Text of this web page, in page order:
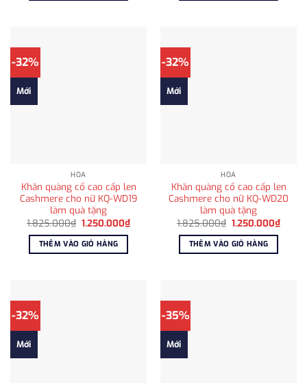
1.250.000₫.
-32%
Mới
HỎA
Khăn quàng cổ cao cấp len
Cashmere cho nữ KQ-WD19
làm quà tặng
1.825.000₫ Giá
là:
1.825.000₫.
1.250.000₫Giá
hiện
1.250.000₫.
THÊM VÀO GIỎ HÀNG
-32%
Mới
HỎA
Khăn quàng cổ cao cấp len
Cashmere cho nữ KQ-WD20
làm quà tặng
1.825.000₫ Giá
là:
1.825.000₫.
1.250.000₫Giá
hiện
THÊM VÀO GIỎ HÀNG
-32%
Mới
-35%
Mới